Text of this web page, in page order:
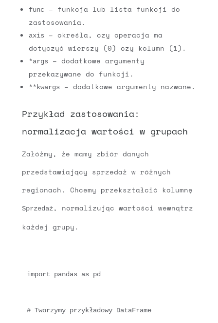
func– funkcja lub lista funkcji do
zastosowania.
axis– określa, czy operacja ma
dotyczyć wierszy (0) czy kolumn (1).
*args– dodatkowe argumenty
przekazywane do funkcji.
**kwargs– dodatkowe argumenty nazwane.
Przykład zastosowania:
normalizacja wartości w grupach
Załóżmy, że mamy zbiór danych
przedstawiający sprzedaż w różnych
regionach. Chcemy przekształcić kolumnę
Sprzedaż, normalizując wartości wewnątrz
każdej grupy.
import pandas as pd
# Tworzymy przykładowy DataFrame